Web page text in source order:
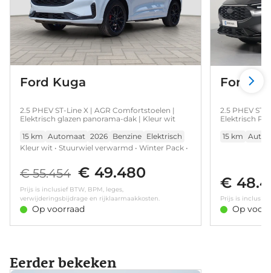
Ford Kuga
2.5 PHEV ST-Line X | AGR Comfortstoelen |
Elektrisch glazen panorama-dak | Kleur wit
15 km Automaat 2026 Benzine Elektrisch
Kleur wit • Stuurwiel verwarmd • Winter Pack •
panorama-dak • Matrix LED koplampen •
Trekhaak elektrisch uitklapbaar • Verwarmde
voorruit • Voorstoelen verwarmd
€ 55.454 € 49.480
Prijs is inclusief BTW, BPM, leges,
verwijderingsbijdrage en rijklaarmaakkosten.
Op voorraad
Ford
2.5 PHEV
Elektrisch
15 km
€
Prijs is inclusief
Op
Eerder bekeken